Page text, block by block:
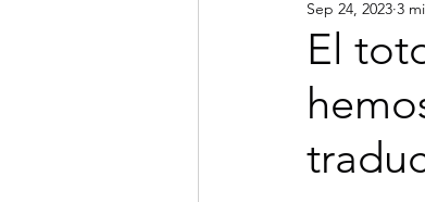
Spanish
Portuguese
El
Sep 24, 2023 3